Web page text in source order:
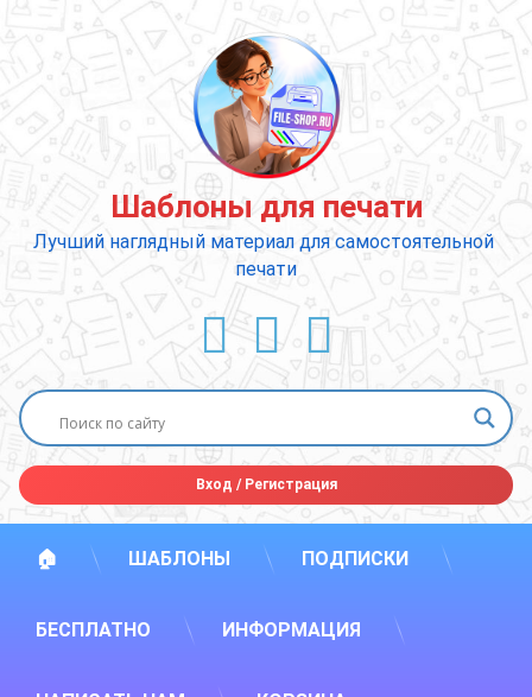
содержимому
Шаблоны для печати
Лучший наглядный материал для самостоятельной
печати
ВКонтакте
YouTube
E-mail
Вход /Регистрация
🏠 ШАБЛОНЫ ПОДПИСКИ
БЕСПЛАТНО ИНФОРМАЦИЯ